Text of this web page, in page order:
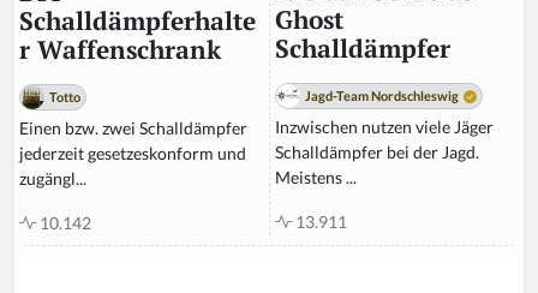
Schalldämpferhalte
r Waffenschrank
Totto
Einen bzw. zwei Schalldämpfer
jederzeit gesetzeskonform und
zugängl...
10.142
Ghost
Schalldämpfer
Jagd-Team Nordschleswig
Inzwischen nutzen viele Jäger
Schalldämpfer bei der Jagd.
Meistens ...
13.911